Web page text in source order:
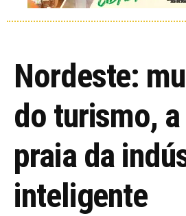
Nordeste:
do turismo,
praia da
inteligente